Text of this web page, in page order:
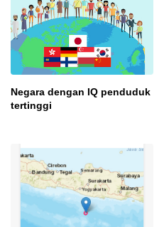
Negara dengan IQ penduduk
tertinggi